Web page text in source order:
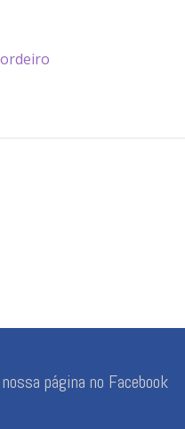
página no Facebook